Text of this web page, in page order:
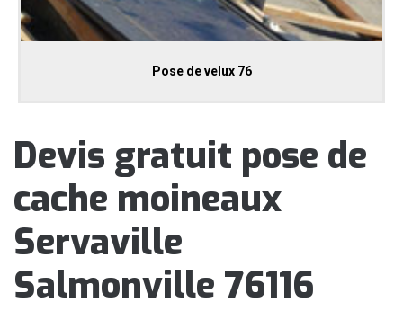
Pose de velux 76
Devis gratuit pose de
cache moineaux
Servaville
Salmonville 76116